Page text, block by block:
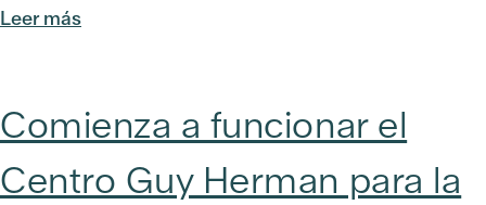
Leer más
Comienza a funcionar el
Centro Guy Herman para la